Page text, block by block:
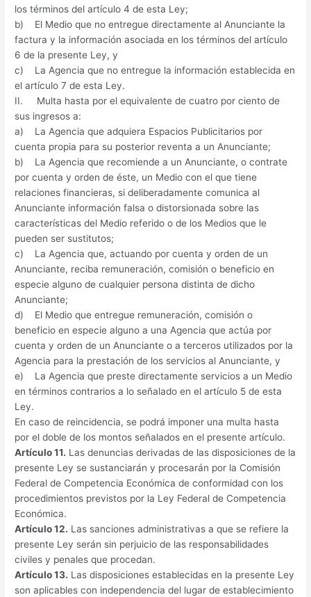
los términos del artículo 4 de esta Ley;
b) El Medio que no entregue directamente al Anunciante la
factura y la información asociada en los términos del artículo
6 de la presente Ley, y
c) La Agencia que no entregue la información establecida en
el artículo 7 de esta Ley.
II. Multa hasta por el equivalente de cuatro por ciento de
sus ingresos a:
a) La Agencia que adquiera Espacios Publicitarios por
cuenta propia para su posterior reventa a un Anunciante;
b) La Agencia que recomiende a un Anunciante, o contrate
por cuenta y orden de éste, un Medio con el que tiene
relaciones financieras, si deliberadamente comunica al
Anunciante información falsa o distorsionada sobre las
características del Medio referido o de los Medios que le
pueden ser sustitutos;
c) La Agencia que, actuando por cuenta y orden de un
Anunciante, reciba remuneración, comisión o beneficio en
especie alguno de cualquier persona distinta de dicho
Anunciante;
d) El Medio que entregue remuneración, comisión o
beneficio en especie alguno a una Agencia que actúa por
cuenta y orden de un Anunciante o a terceros utilizados por la
Agencia para la prestación de los servicios al Anunciante, y
e) La Agencia que preste directamente servicios a un Medio
en términos contrarios a lo señalado en el artículo 5 de esta
Ley.
En caso de reincidencia, se podrá imponer una multa hasta
por el doble de los montos señalados en el presente artículo.
Artículo 11. Las denuncias derivadas de las disposiciones de la
presente Ley se sustanciarán y procesarán por la Comisión
Federal de Competencia Económica de conformidad con los
procedimientos previstos por la Ley Federal de Competencia
Económica.
Artículo 12. Las sanciones administrativas a que se refiere la
presente Ley serán sin perjuicio de las responsabilidades
civiles y penales que procedan.
Artículo 13. Las disposiciones establecidas en la presente Ley
son aplicables con independencia del lugar de establecimiento